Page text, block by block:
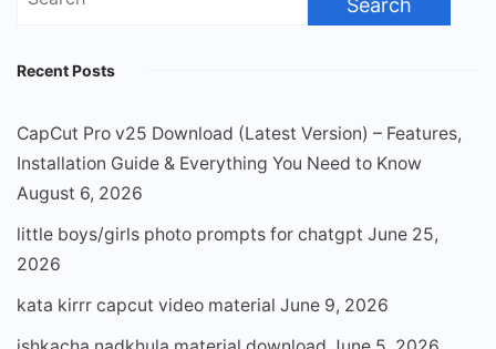
Recent Posts
CapCut Pro v25 Download (Latest Version) – Features,
Installation Guide & Everything You Need to Know
August 6, 2026
little boys/girls photo prompts for chatgpt June 25,
2026
kata kirrr capcut video material June 9, 2026